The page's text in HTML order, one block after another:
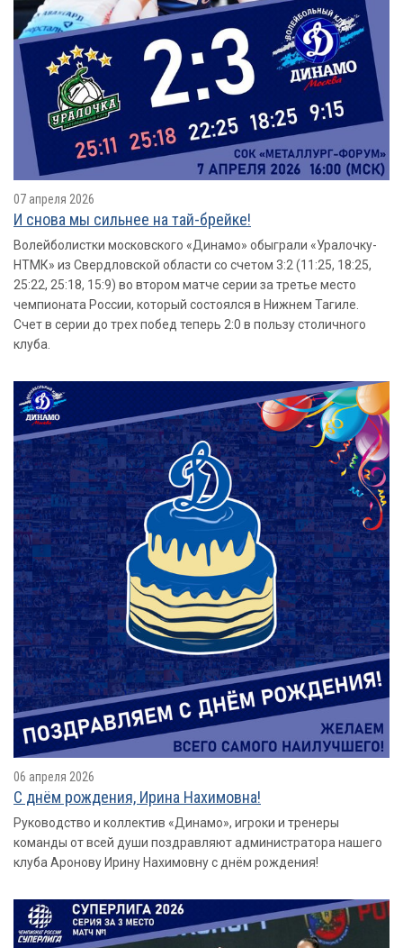
07 апреля 2026
И снова мы сильнее на тай-брейке!
Волейболистки московского «Динамо» обыграли «Уралочку-
НТМК» из Свердловской области со счетом 3:2 (11:25, 18:25,
25:22, 25:18, 15:9) во втором матче серии за третье место
чемпионата России, который состоялся в Нижнем Тагиле.
Счет в серии до трех побед теперь 2:0 в пользу столичного
клуба.
06 апреля 2026
С днём рождения, Ирина Нахимовна!
Руководство и коллектив «Динамо», игроки и тренеры
команды от всей души поздравляют администратора нашего
клуба Аронову Ирину Нахимовну с днём рождения!